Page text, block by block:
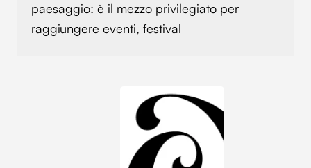
paesaggio: è il mezzo privilegiato per
raggiungere eventi, festival